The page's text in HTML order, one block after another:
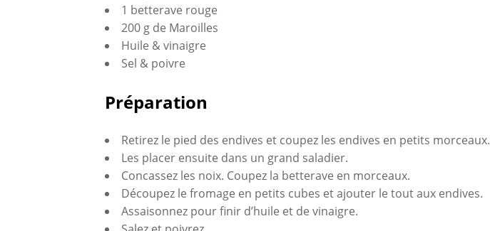
1 betterave rouge
200 g de Maroilles
Huile & vinaigre
Sel & poivre
Préparation
Retirez le pied des endives et coupez les endives en petits morceaux.
Les placer ensuite dans un grand saladier.
Concassez les noix. Coupez la betterave en morceaux.
Découpez le fromage en petits cubes et ajouter le tout aux endives.
Assaisonnez pour finir d’huile et de vinaigre.